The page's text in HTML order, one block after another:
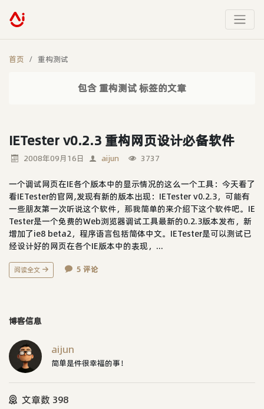
首页 重构测试
包含 重构测试 标签的文章
IETester v0.2.3 重构网页设计必备软件
2008年09月16日 aijun 3737
一个调试网页在IE各个版本中的显示情况的这么一个工具：今天看了
看IETester的官网,发现有新的版本出现：IETester v0.2.3，可能有
一些朋友第一次听说这个软件，那我简单的来介绍下这个软件吧。IE
Tester是一个免费的Web浏览器调试工具最新的0.2.3版本发布，新
增加了ie8 beta2，程序语言包括简体中文。IETester是可以测试已
经设计好的网页在各个IE版本中的表现，...
阅读全文 5 评论
博客信息
aijun
简单是件很幸福的事！
文章数 398